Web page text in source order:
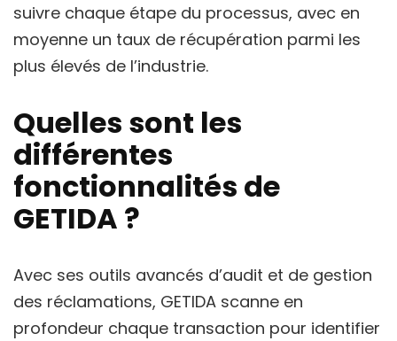
suivre chaque étape du processus, avec en
moyenne un taux de récupération parmi les
plus élevés de l’industrie.
Quelles sont les
différentes
fonctionnalités de
GETIDA ?
Avec ses outils avancés d’audit et de gestion
des réclamations, GETIDA scanne en
profondeur chaque transaction pour identifier